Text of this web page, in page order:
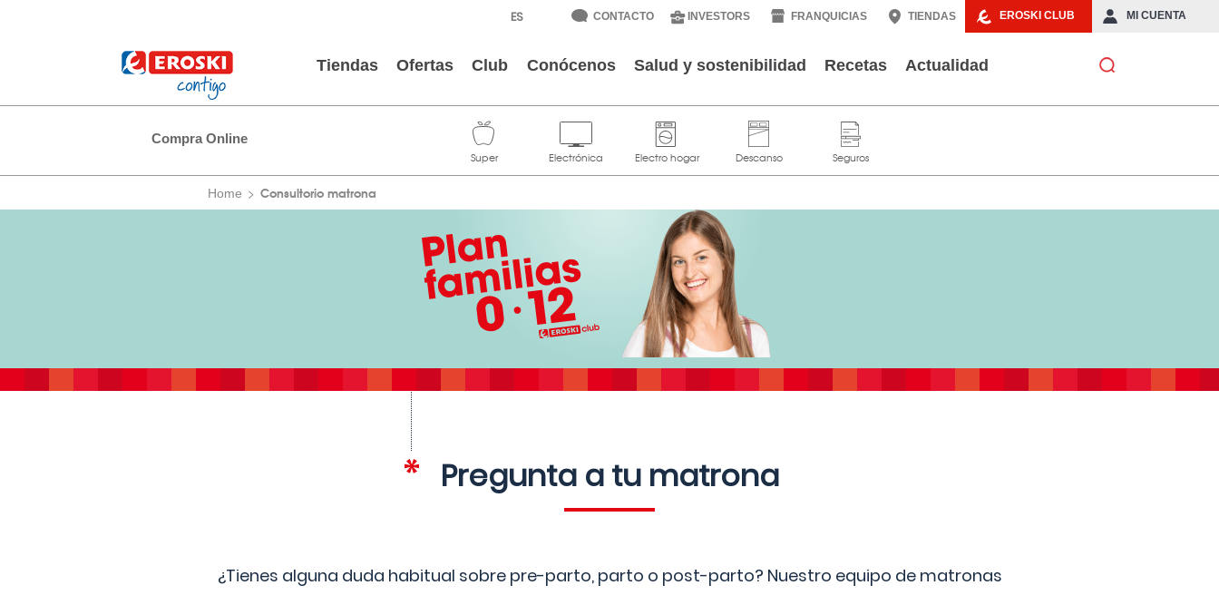
EROSKI CLUB MI CUENTA
CONTACTO INVESTORS FRANQUICIAS TIENDAS
Tiendas Ofertas Club Conócenos Salud y sostenibilidad Recetas Actualidad
Compra Online
Home Consultorio matrona
Pregunta a tu matrona
¿Tienes alguna duda habitual sobre pre-parto, parto o post-parto? Nuestro equipo de matronas